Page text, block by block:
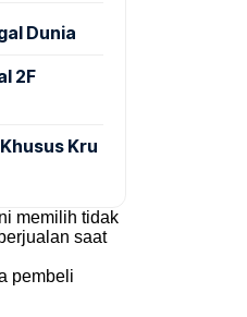
Dunia
2F
Kru
memilih tidak
saat
pembeli